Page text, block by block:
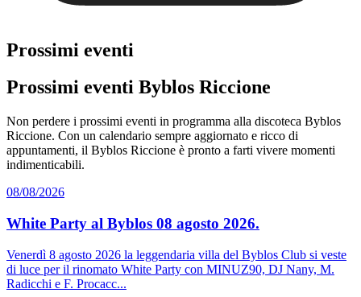
Prossimi eventi
Prossimi eventi Byblos Riccione
Non perdere i prossimi eventi in programma alla discoteca Byblos
Riccione. Con un calendario sempre aggiornato e ricco di
appuntamenti, il Byblos Riccione è pronto a farti vivere momenti
indimenticabili.
08/08/2026
White Party al Byblos 08 agosto 2026.
Venerdì 8 agosto 2026 la leggendaria villa del Byblos Club si veste
di luce per il rinomato White Party con MINUZ90, DJ Nany, M.
Radicchi e F. Procacc...